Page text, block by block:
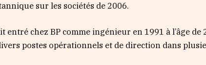
sur les sociétés de 2006.
entré chez BP comme ingénieur en 1991 à l’âge de
postes opérationnels et de direction dans